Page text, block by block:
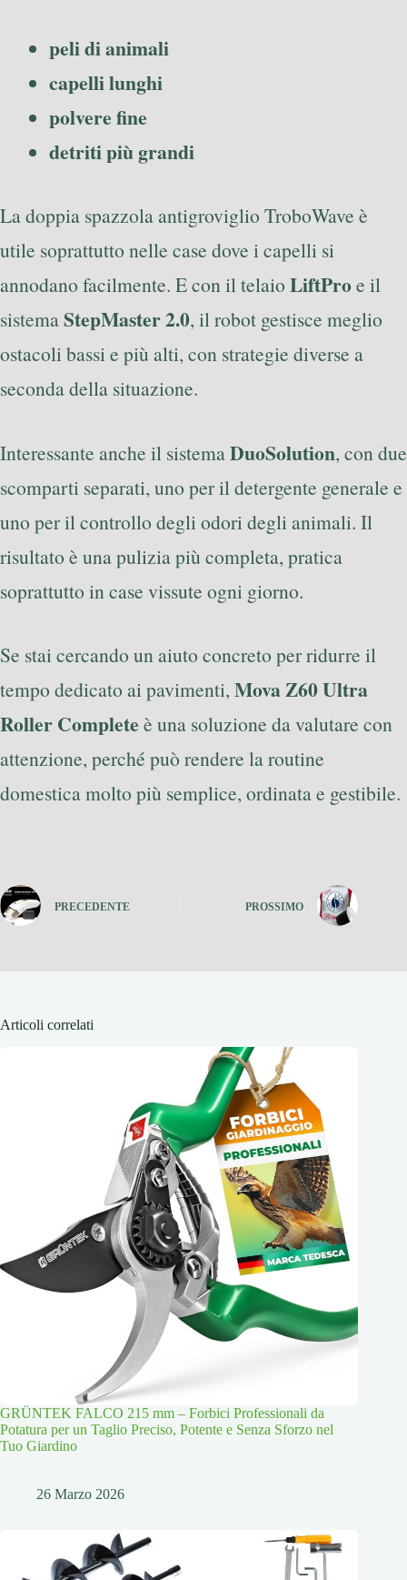
peli di animali
capelli lunghi
polvere fine
detriti più grandi
La doppia spazzola antigroviglio TroboWave è
utile soprattutto nelle case dove i capelli si
annodano facilmente. E con il telaio LiftProe il
sistemaStepMaster 2.0, il robot gestisce meglio
ostacoli bassi e più alti, con strategie diverse a
seconda della situazione.
Interessante anche il sistemaDuoSolution, con due
scomparti separati, uno per il detergente generale e
uno per il controllo degli odori degli animali. Il
risultato è una pulizia più completa, pratica
soprattutto in case vissute ogni giorno.
Se stai cercando un aiuto concreto per ridurre il
tempo dedicato ai pavimenti, Mova Z60 Ultra
Roller Complete è una soluzione da valutare con
attenzione, perché può rendere la routine
domestica molto più semplice, ordinata e gestibile.
PRECEDENTE PROSSIMO
Articoli correlati
GRÜNTEK FALCO 215 mm – Forbici Professionali da
Potatura per un Taglio Preciso, Potente e Senza Sforzo nel
Tuo Giardino
26 Marzo 2026